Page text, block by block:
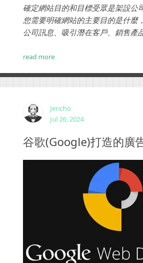
確定網站目的和目標受眾是架設公
您需要明確網站的主要目的是什麼
公司訊息、吸引潛在客戶、銷售產
導：...
read more
Jericho
Jul 26, 2024